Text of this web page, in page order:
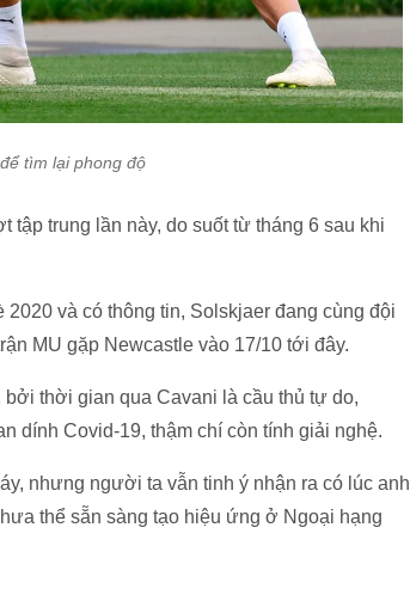
tìm lại phong độ
trung lần này, do suốt từ tháng 6 sau khi
và có thông tin, Solskjaer đang cùng đội
MU gặp Newcastle vào 17/10 tới đây.
bởi thời gian qua Cavani là cầu thủ tự do,
dính Covid-19, thậm chí còn tính giải nghệ.
nhưng người ta vẫn tinh ý nhận ra có lúc anh
thể sẵn sàng tạo hiệu ứng ở Ngoại hạng